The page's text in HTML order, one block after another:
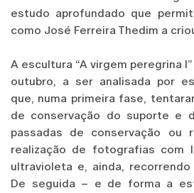
estudo aprofundado que
como José Ferreira Thedim a
A escultura “A virgem peregrina
outubro, a ser analisada por
que, numa primeira fase,
de conservação do suporte e
passadas de conservação ou
realização de fotografias com
ultravioleta e, ainda,
De seguida – e de forma a